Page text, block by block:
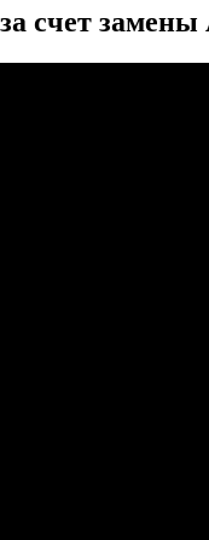
счет замены